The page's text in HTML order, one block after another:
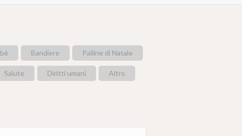
nuove vite e
tutto Bandiere Palline di Natale
Salute Diritti umani Altro